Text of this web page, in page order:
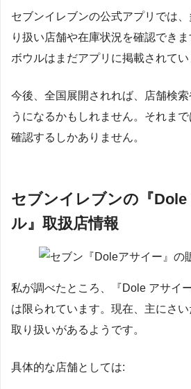
セブンイレブンの公式アプリでは
り扱い店舗や在庫状況を確認でき
ボウルはまだアプリに掲載されてい
今後、全国展開されれば、店舗検
うになるかもしれません。それま
確認するしかありません。
セブンイレブンの『Dole
ル』取扱店情報
私が調べたところ、『Dole アサイ
は限られています。現在、主にさ
取り扱いがあるようです。
具体的な店舗としては: